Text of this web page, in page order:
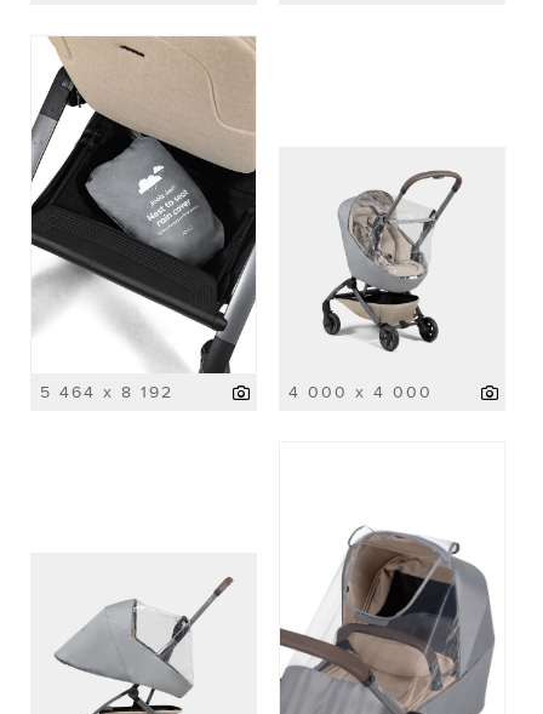
5 464 x 8 192 4 000 x 4 000